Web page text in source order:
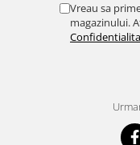
Vreau sa
magazinului.